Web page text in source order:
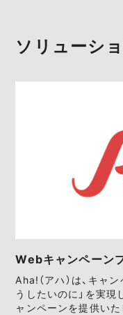
ソリューシ
Webキャンペーン
Aha!（アハ）は、キャ
うしたいのに」を実現
ャンペーンを提供いた